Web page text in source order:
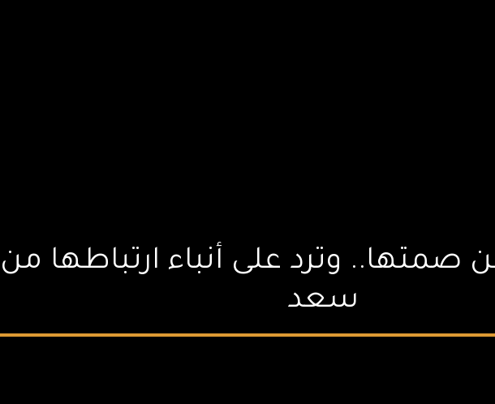
صمتها.. وترد على أنباء ارتباطها
سعد